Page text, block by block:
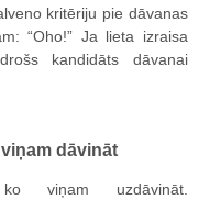
kritēriju pie dāvanas
“Oho!” Ja lieta izraisa
kandidāts dāvanai
dāvināt
viņam uzdāvināt.